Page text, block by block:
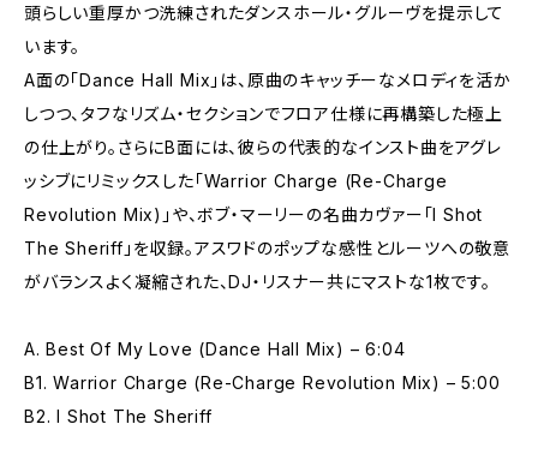
頭らしい重厚かつ洗練されたダンスホール・グルーヴを提示して
います。
A面の「Dance Hall Mix」は、原曲のキャッチーなメロディを活か
しつつ、タフなリズム・セクションでフロア仕様に再構築した極上
の仕上がり。さらにB面には、彼らの代表的なインスト曲をアグレ
ッシブにリミックスした「Warrior Charge (Re-Charge
Revolution Mix)」や、ボブ・マーリーの名曲カヴァー「I Shot
The Sheriff」を収録。アスワドのポップな感性とルーツへの敬意
がバランスよく凝縮された、DJ・リスナー共にマストな1枚です。
A. Best Of My Love (Dance Hall Mix) – 6:04
B1. Warrior Charge (Re-Charge Revolution Mix) – 5:00
B2. I Shot The Sheriff